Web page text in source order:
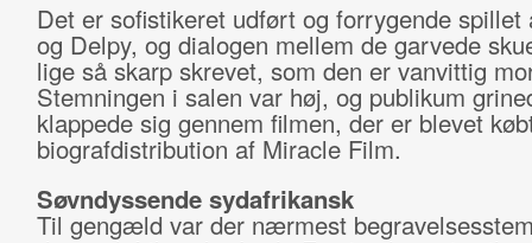
Det er sofistikeret udført og forrygende spillet
og Delpy, og dialogen mellem de garvede
lige så skarp skrevet, som den er vanvittig
Stemningen i salen var høj, og publikum
klappede sig gennem filmen, der er blevet
biografdistribution af Miracle Film.
Søvndyssende sydafrikansk
Til gengæld var der nærmest